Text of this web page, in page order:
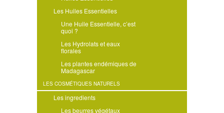
Les Huiles Essentielles
Une Huile Essentielle, c’est
quoi ?
Les Hydrolats et eaux
florales
Les plantes endémiques de
Madagascar
LES COSMÉTIQUES NATURELS
Les ingredients
Les beurres végétaux